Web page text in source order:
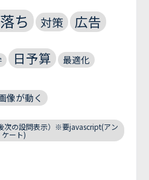
ち 対策 広告
日予算 最適化
像が動く
次の設問表示）※要javascript(アン
ケート)